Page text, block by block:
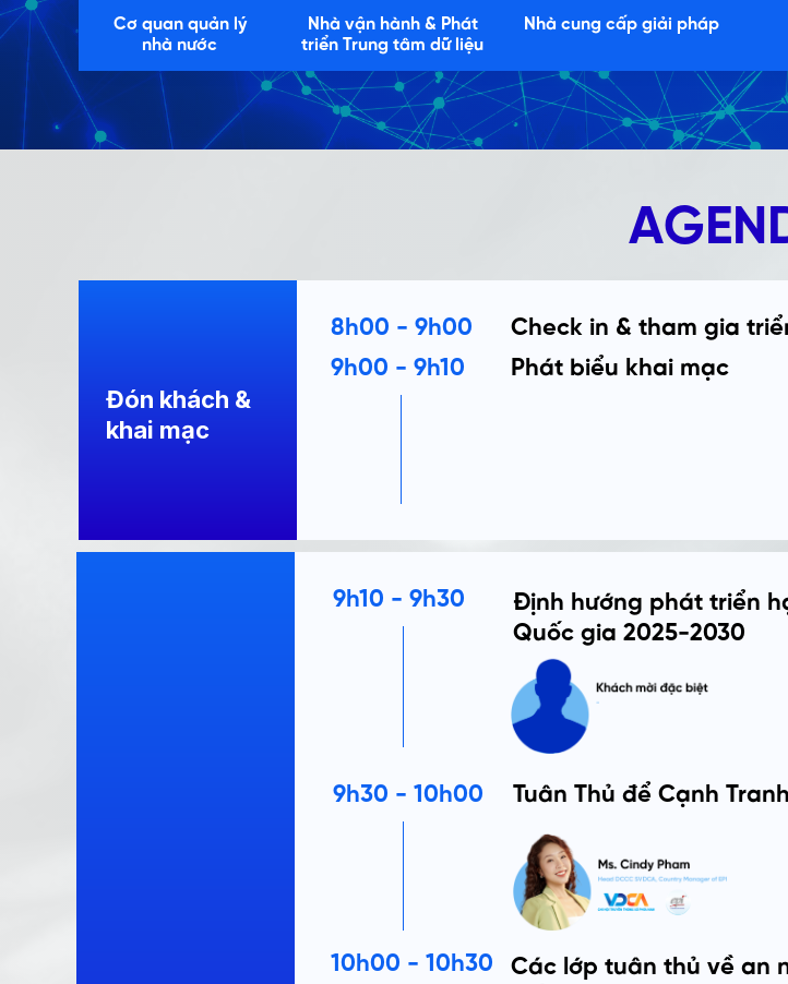
Cơ quan quản lý
nhà nước
Nhà vận hành & Phát
triển Trung tâm dữ liệu
Nhà cung cấp giải pháp
Đón khách &
khai mạc
9h00 - 9h10 Phát biểu khai mạc
8h00 - 9h00 Check in & tham gia
9h10 - 9h30
Định hướng phát triển
Quốc gia 2025-2030
9h30 - 10h00 Tuân Thủ để Cạnh
10h00 - 10h30
Các lớp tuân thủ về an